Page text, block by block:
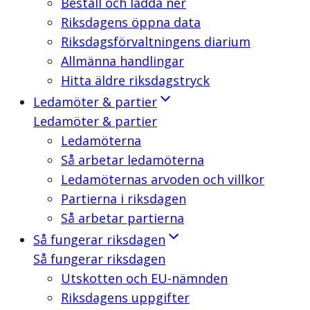
Riksdagens öppna data
Riksdagsförvaltningens diarium
Allmänna handlingar
Hitta äldre riksdagstryck
Ledamöter & partier
Ledamöter & partier
Ledamöterna
Så arbetar ledamöterna
Ledamöternas arvoden och villkor
Partierna i riksdagen
Så arbetar partierna
Så fungerar riksdagen
Så fungerar riksdagen
Utskotten och EU-nämnden
Riksdagens uppgifter